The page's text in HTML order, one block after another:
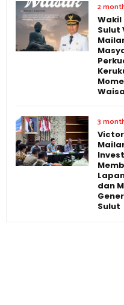
2
Wakil
Sulut
3
Victor
dan
Sulut